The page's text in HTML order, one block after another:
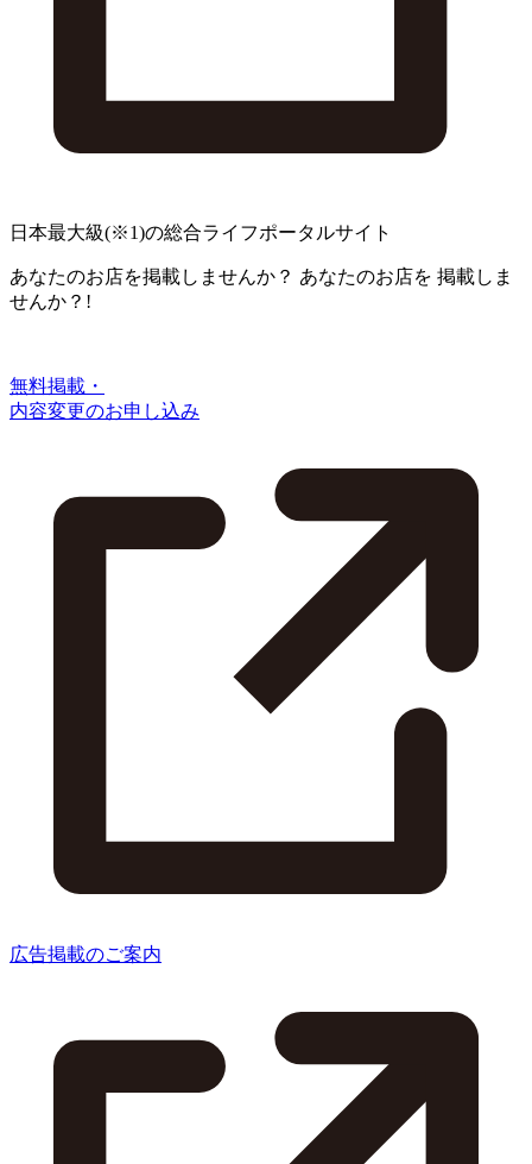
日本最大級(※1)の総合ライフポータルサイト
あなたのお店を掲載しませんか？ あなたのお店を 掲載しま
せんか？!
無料掲載・
内容変更のお申し込み
広告掲載のご案内